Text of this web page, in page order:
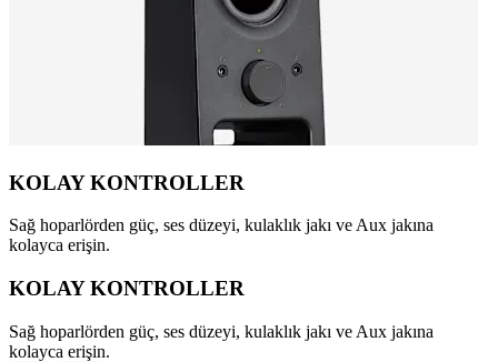
KOLAY KONTROLLER
Sağ hoparlörden güç, ses düzeyi, kulaklık jakı ve Aux jakına
kolayca erişin.
KOLAY KONTROLLER
Sağ hoparlörden güç, ses düzeyi, kulaklık jakı ve Aux jakına
kolayca erişin.